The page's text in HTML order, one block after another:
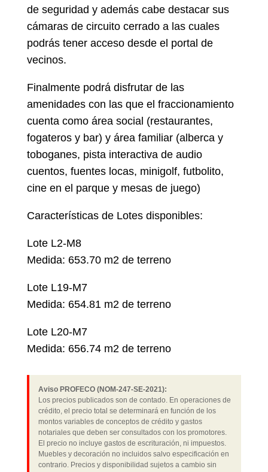
de seguridad y además cabe destacar sus
cámaras de circuito cerrado a las cuales
podrás tener acceso desde el portal de
vecinos.
Finalmente podrá disfrutar de las
amenidades con las que el fraccionamiento
cuenta como área social (restaurantes,
fogateros y bar) y área familiar (alberca y
toboganes, pista interactiva de audio
cuentos, fuentes locas, minigolf, futbolito,
cine en el parque y mesas de juego)
Características de Lotes disponibles:
Lote L2-M8
Medida: 653.70 m2 de terreno
Lote L19-M7
Medida: 654.81 m2 de terreno
Lote L20-M7
Medida: 656.74 m2 de terreno
Aviso PROFECO (NOM-247-SE-2021):
Los precios publicados son de contado. En operaciones de
crédito, el precio total se determinará en función de los
montos variables de conceptos de crédito y gastos
notariales que deben ser consultados con los promotores.
El precio no incluye gastos de escrituración, ni impuestos.
Muebles y decoración no incluidos salvo especificación en
contrario. Precios y disponibilidad sujetos a cambio sin